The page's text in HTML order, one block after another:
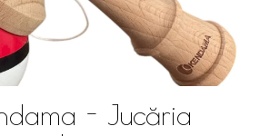
- Jucăria